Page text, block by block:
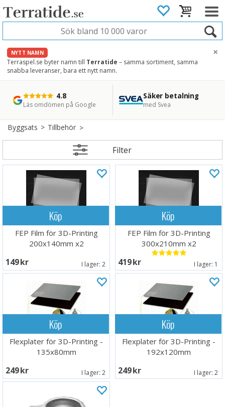
NYTT NAMN
Terraspel.se byter namn till Terratide – samma sortiment, samma
snabba leveranser, bara ett nytt namn.
×
4.8
Läs omdömen på Google
Säker betalning
med Svea
Snabb leverans
Direkt från lager
45 dagars ångerrätt
Enkel retur
Byggsats>Tillbehör
Filter
Köp
FEP Film för 3D-Printing
200x140mm x2
149 SEK I lager: 2
Köp
FEP Film för 3D-Printing
300x210mm x2
419 SEK I lager: 1
Köp
Flexplater för 3D-Printing -
135x80mm
249 SEK I lager: 2
Köp
Flexplater för 3D-Printing -
192x120mm
249 SEK I lager: 2